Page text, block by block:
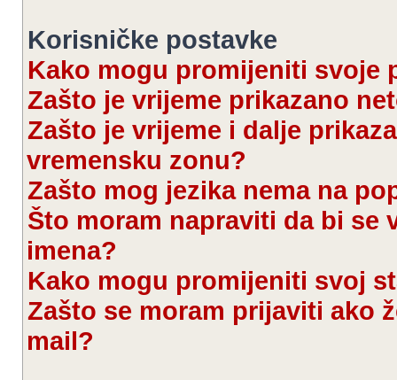
Korisničke postavke
Kako mogu promijeniti svoje
Zašto je vrijeme prikazano
Zašto je vrijeme i dalje
vremensku zonu?
Zašto mog jezika nema na
Što moram napraviti da bi
imena?
Kako mogu promijeniti svoj
Zašto se moram prijaviti ako
mail?